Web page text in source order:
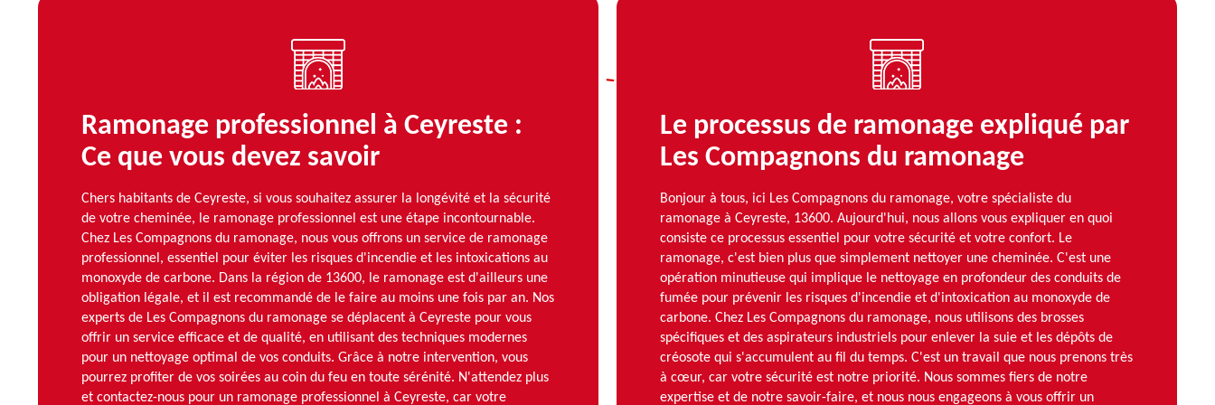
Ramonage professionnel à Ceyreste :
Ce que vous devez savoir
Chers habitants de Ceyreste, si vous souhaitez assurer la longévité et la sécurité
de votre cheminée, le ramonage professionnel est une étape incontournable.
Chez Les Compagnons du ramonage, nous vous offrons un service de ramonage
professionnel, essentiel pour éviter les risques d'incendie et les intoxications au
monoxyde de carbone. Dans la région de 13600, le ramonage est d'ailleurs une
obligation légale, et il est recommandé de le faire au moins une fois par an. Nos
experts de Les Compagnons du ramonage se déplacent à Ceyreste pour vous
offrir un service efficace et de qualité, en utilisant des techniques modernes
pour un nettoyage optimal de vos conduits. Grâce à notre intervention, vous
pourrez profiter de vos soirées au coin du feu en toute sérénité. N'attendez plus
et contactez-nous pour un ramonage professionnel à Ceyreste, car votre
Le processus de ramonage expliqué par
Les Compagnons du ramonage
Bonjour à tous, ici Les Compagnons du ramonage, votre spécialiste du
ramonage à Ceyreste, 13600. Aujourd'hui, nous allons vous expliquer en quoi
consiste ce processus essentiel pour votre sécurité et votre confort. Le
ramonage, c'est bien plus que simplement nettoyer une cheminée. C'est une
opération minutieuse qui implique le nettoyage en profondeur des conduits de
fumée pour prévenir les risques d'incendie et d'intoxication au monoxyde de
carbone. Chez Les Compagnons du ramonage, nous utilisons des brosses
spécifiques et des aspirateurs industriels pour enlever la suie et les dépôts de
créosote qui s'accumulent au fil du temps. C'est un travail que nous prenons très
à cœur, car votre sécurité est notre priorité. Nous sommes fiers de notre
expertise et de notre savoir-faire, et nous nous engageons à vous offrir un